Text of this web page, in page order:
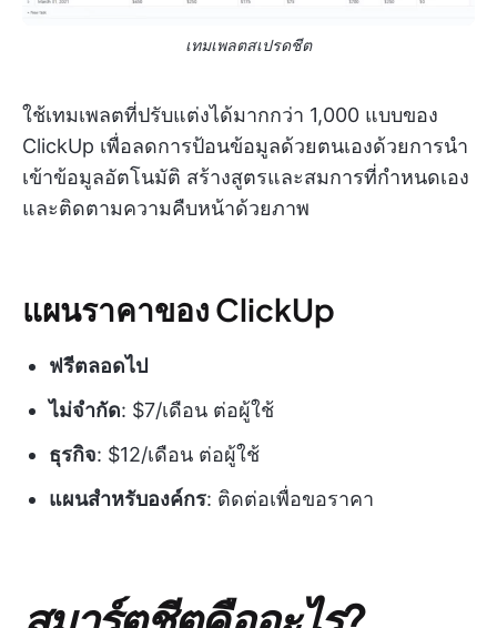
เทมเพลตสเปรดชีต
ใช้เทมเพลตที่ปรับแต่งได้มากกว่า 1,000 แบบของ
ClickUp เพื่อลดการป้อนข้อมูลด้วยตนเองด้วยการนำ
เข้าข้อมูลอัตโนมัติ สร้างสูตรและสมการที่กำหนดเอง
และติดตามความคืบหน้าด้วยภาพ
แผนราคาของ ClickUp
ฟรีตลอดไป
ไม่จำกัด: $7/เดือน ต่อผู้ใช้
ธุรกิจ: $12/เดือน ต่อผู้ใช้
แผนสำหรับองค์กร: ติดต่อเพื่อขอราคา